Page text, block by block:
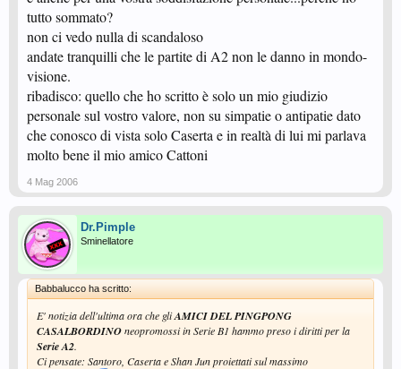
tutto sommato?
non ci vedo nulla di scandaloso
andate tranquilli che le partite di A2 non le danno in mondo-
visione.
ribadisco: quello che ho scritto è solo un mio giudizio
personale sul vostro valore, non su simpatie o antipatie dato
che conosco di vista solo Caserta e in realtà di lui mi parlava
molto bene il mio amico Cattoni
4 Mag 2006
Dr.Pimple
Sminellatore
Babbalucco ha scritto:
E' notizia dell'ultima ora che gliAMICI DEL PINGPONG
CASALBORDINOneopromossi in Serie B1 hammo preso i diritti per la
Serie A2.
Ci pensate: Santoro, Caserta e Shan Jun proiettati sul massimo